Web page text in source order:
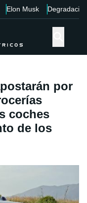
Elon Musk Degradación
por
coches
de los